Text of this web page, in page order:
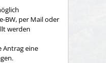
BW, per Mail oder
werden
Antrag eine